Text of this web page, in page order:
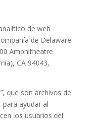
de web
de Delaware
Amphitheatre
CA 94043,
que son archivos de
ayudar al
los usuarios del